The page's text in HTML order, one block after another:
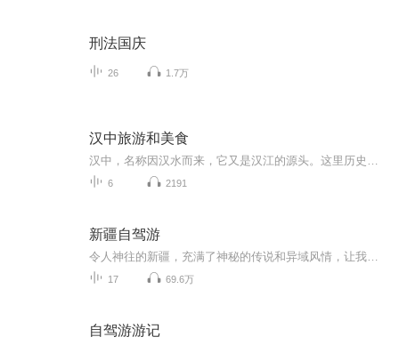
刑法国庆
26 1.7万
汉中旅游和美食
6 2191
新疆自驾游
17 69.6万
自驾游游记